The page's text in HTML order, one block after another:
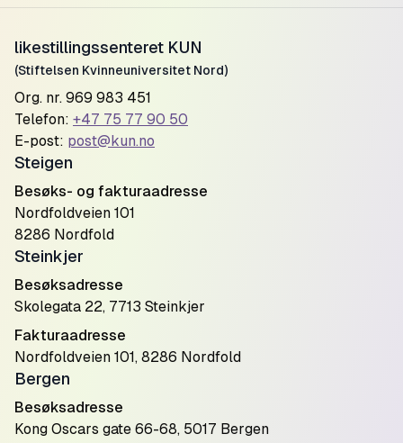
likestillingssenteret KUN
(Stiftelsen Kvinneuniversitet Nord)
Org. nr. 969 983 451
Telefon: +47 75 77 90 50
E-post: post@kun.no
Steigen
Besøks- og fakturaadresse
Nordfoldveien 101
8286 Nordfold
Steinkjer
Besøksadresse
Skolegata 22, 7713 Steinkjer
Fakturaadresse
Nordfoldveien 101, 8286 Nordfold
Bergen
Besøksadresse
Kong Oscars gate 66-68, 5017 Bergen